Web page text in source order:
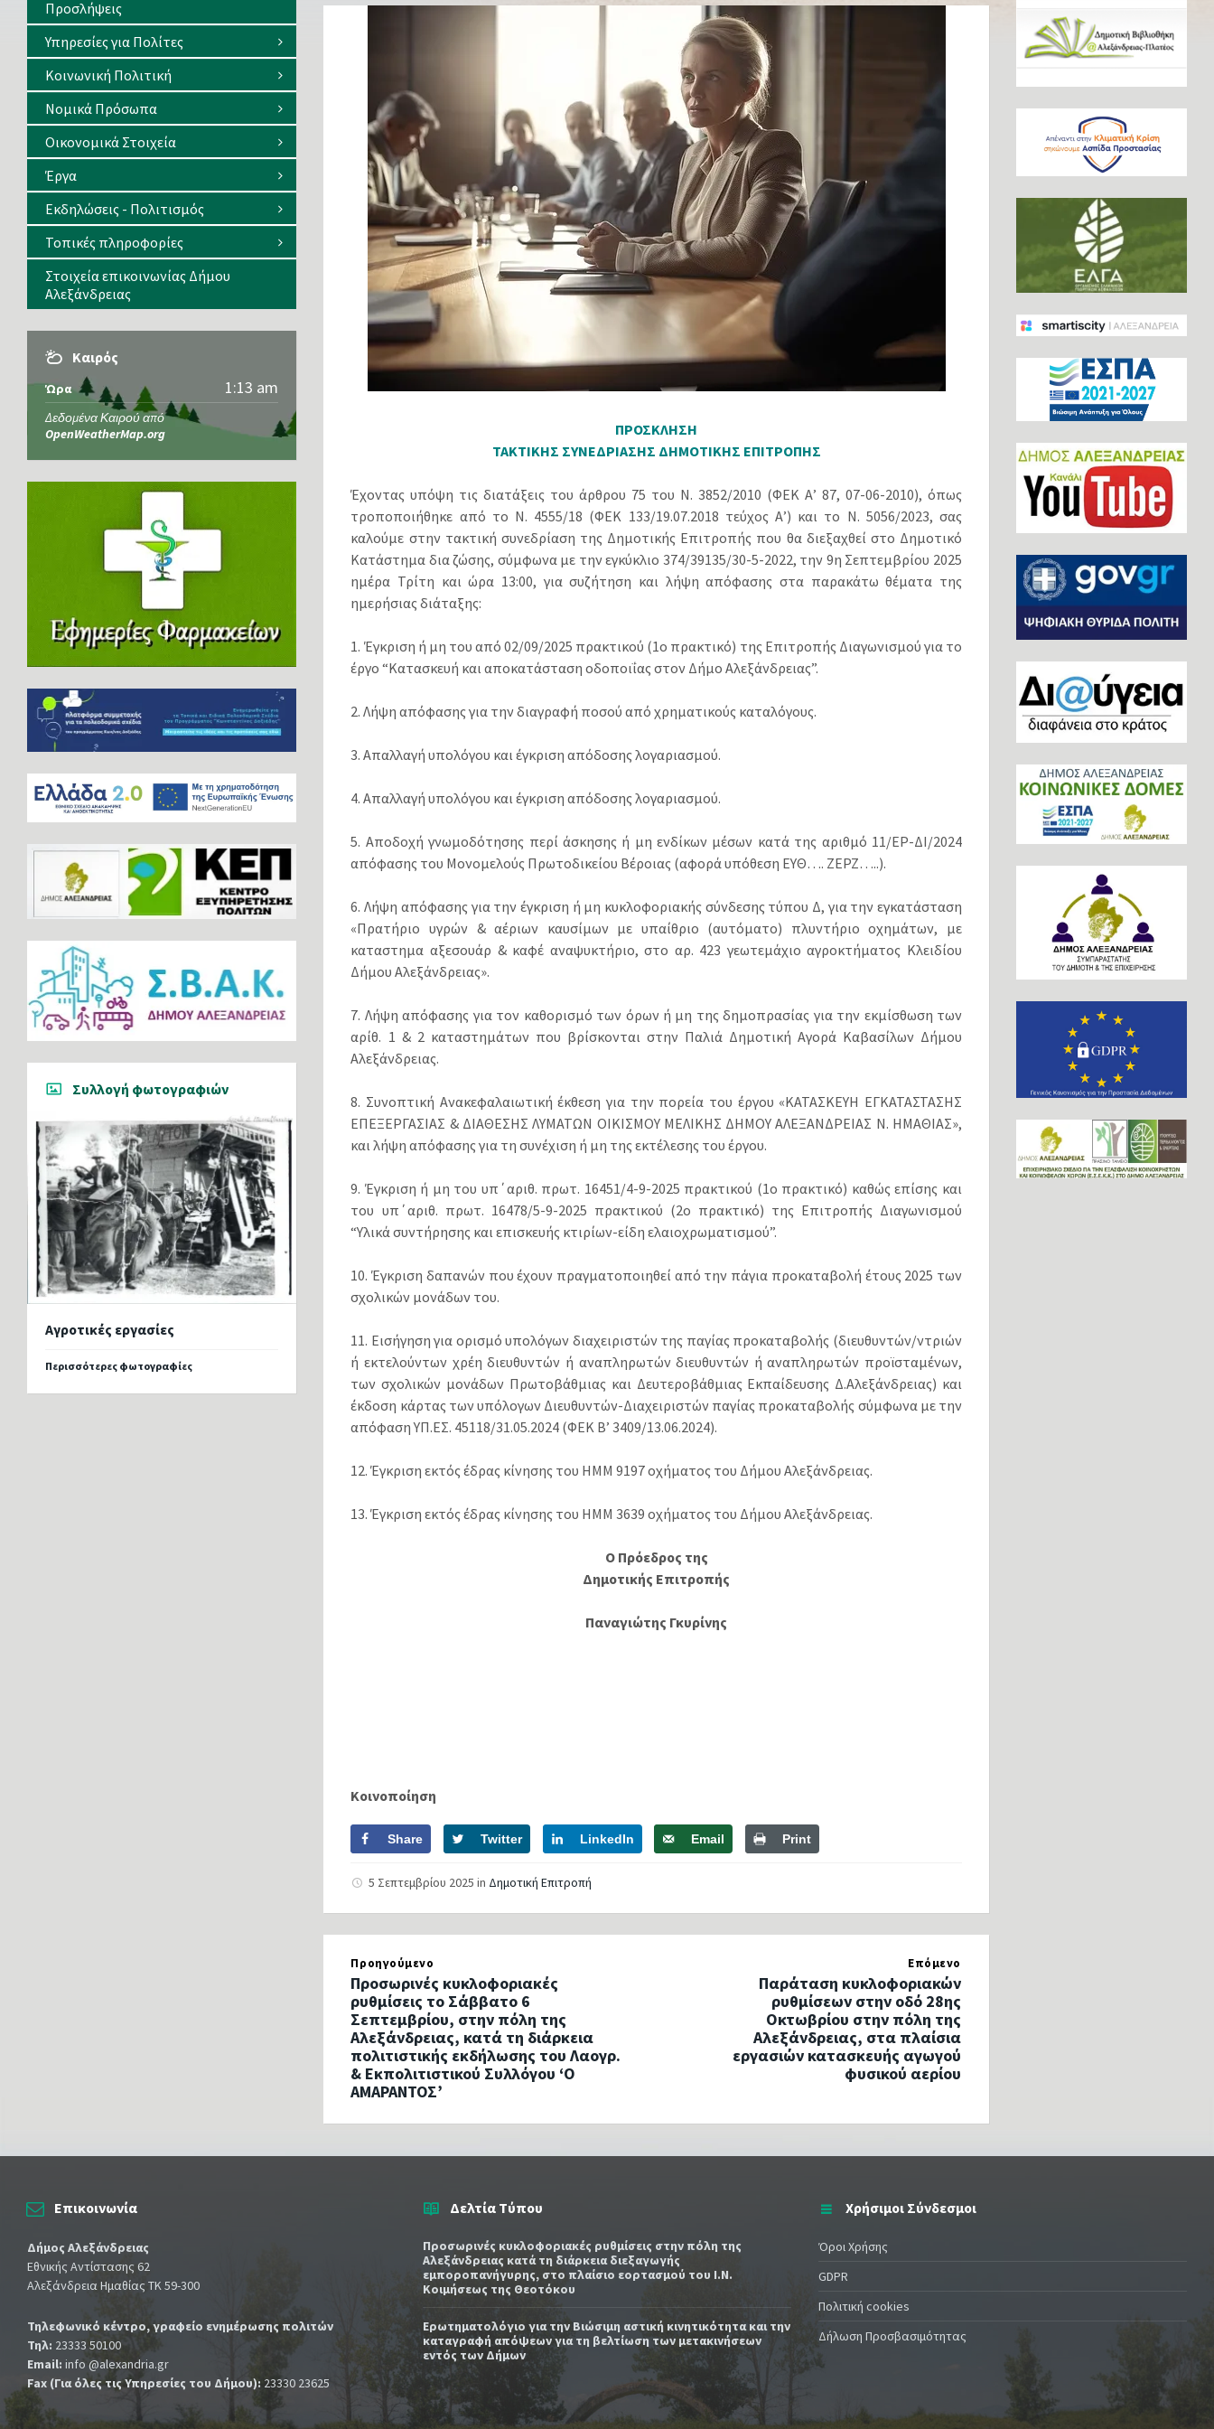
ΠΡΟΣΚΛΗΣΗ
ΤΑΚΤΙΚΗΣ ΣΥΝΕΔΡΙΑΣΗΣ ΔΗΜΟΤΙΚΗΣ ΕΠΙΤΡΟΠΗΣ
Έχοντας υπόψη τις διατάξεις του άρθρου 75 του Ν. 3852/2010 (ΦΕΚ Α’ 87, 07-06-2010), όπως
τροποποιήθηκε από το N. 4555/18 (ΦΕΚ 133/19.07.2018 τεύχος Α’) και το Ν. 5056/2023, σας
καλούμε στην τακτική συνεδρίαση της Δημοτικής Επιτροπής που θα διεξαχθεί στο Δημοτικό
Κατάστημα δια ζώσης, σύμφωνα με την εγκύκλιο 374/39135/30-5-2022, την 9η Σεπτεμβρίου 2025
ημέρα Τρίτη και ώρα 13:00, για συζήτηση και λήψη απόφασης στα παρακάτω θέματα της
ημερήσιας διάταξης:
1. Έγκριση ή μη του από 02/09/2025 πρακτικού (1ο πρακτικό) της Επιτροπής Διαγωνισμού για το
έργο “Κατασκευή και αποκατάσταση οδοποιΐας στον Δήμο Αλεξάνδρειας”.
2. Λήψη απόφασης για την διαγραφή ποσού από χρηματικούς καταλόγους.
3. Απαλλαγή υπολόγου και έγκριση απόδοσης λογαριασμού.
4. Απαλλαγή υπολόγου και έγκριση απόδοσης λογαριασμού.
5. Αποδοχή γνωμοδότησης περί άσκησης ή μη ενδίκων μέσων κατά της αριθμό 11/ΕΡ-ΔΙ/2024
απόφασης του Μονομελούς Πρωτοδικείου Βέροιας (αφορά υπόθεση ΕΥΘ…. ΖΕΡΖ…..).
6. Λήψη απόφασης για την έγκριση ή μη κυκλοφοριακής σύνδεσης τύπου Δ, για την εγκατάσταση
«Πρατήριο υγρών & αέριων καυσίμων με υπαίθριο (αυτόματο) πλυντήριο οχημάτων, με
καταστημα αξεσουάρ & καφέ αναψυκτήριο, στο αρ. 423 γεωτεμάχιο αγροκτήματος Κλειδίου
Δήμου Αλεξάνδρειας».
7. Λήψη απόφασης για τον καθορισμό των όρων ή μη της δημοπρασίας για την εκμίσθωση των
αρίθ. 1 & 2 καταστημάτων που βρίσκονται στην Παλιά Δημοτική Αγορά Καβασίλων Δήμου
Αλεξάνδρειας.
8. Συνοπτική Ανακεφαλαιωτική έκθεση για την πορεία του έργου «ΚΑΤΑΣΚΕΥΗ ΕΓΚΑΤΑΣΤΑΣΗΣ
ΕΠΕΞΕΡΓΑΣΙΑΣ & ΔΙΑΘΕΣΗΣ ΛΥΜΑΤΩΝ ΟΙΚΙΣΜΟΥ ΜΕΛΙΚΗΣ ΔΗΜΟΥ ΑΛΕΞΑΝΔΡΕΙΑΣ Ν. ΗΜΑΘΙΑΣ»,
και λήψη απόφασης για τη συνέχιση ή μη της εκτέλεσης του έργου.
9. Έγκριση ή μη του υπ΄αριθ. πρωτ. 16451/4-9-2025 πρακτικού (1ο πρακτικό) καθώς επίσης και
του υπ΄αριθ. πρωτ. 16478/5-9-2025 πρακτικού (2ο πρακτικό) της Επιτροπής Διαγωνισμού
“Υλικά συντήρησης και επισκευής κτιρίων-είδη ελαιοχρωματισμού”.
10. Έγκριση δαπανών που έχουν πραγματοποιηθεί από την πάγια προκαταβολή έτους 2025 των
σχολικών μονάδων του.
11. Εισήγηση για ορισμό υπολόγων διαχειριστών της παγίας προκαταβολής (διευθυντών/ντριών
ή εκτελούντων χρέη διευθυντών ή αναπληρωτών διευθυντών ή αναπληρωτών προϊσταμένων,
των σχολικών μονάδων Πρωτοβάθμιας και Δευτεροβάθμιας Εκπαίδευσης Δ.Αλεξάνδρειας) και
έκδοση κάρτας των υπόλογων Διευθυντών-Διαχειριστών παγίας προκαταβολής σύμφωνα με την
απόφαση ΥΠ.ΕΣ. 45118/31.05.2024 (ΦΕΚ B’ 3409/13.06.2024).
12. Έγκριση εκτός έδρας κίνησης του ΗΜΜ 9197 οχήματος του Δήμου Αλεξάνδρειας.
13. Έγκριση εκτός έδρας κίνησης του ΗΜΜ 3639 οχήματος του Δήμου Αλεξάνδρειας.
Ο Πρόεδρος της
Δημοτικής Επιτροπής
Παναγιώτης Γκυρίνης
Κοινοποίηση
Share Twitter LinkedIn Email Print
5 Σεπτεμβρίου 2025in Δημοτική Επιτροπή
Προηγούμενο
Προσωρινές κυκλοφοριακές
ρυθμίσεις το Σάββατο 6
Σεπτεμβρίου, στην πόλη της
Αλεξάνδρειας, κατά τη διάρκεια
πολιτιστικής εκδήλωσης του Λαογρ.
& Εκπολιτιστικού Συλλόγου ‘Ο
ΑΜΑΡΑΝΤΟΣ’
Επόμενο
Παράταση κυκλοφοριακών
ρυθμίσεων στην οδό 28ης
Οκτωβρίου στην πόλη της
Αλεξάνδρειας, στα πλαίσια
εργασιών κατασκευής αγωγού
φυσικού αερίου
Προσλήψεις
Υπηρεσίες για Πολίτες
Κοινωνική Πολιτική
Νομικά Πρόσωπα
Οικονομικά Στοιχεία
Έργα
Εκδηλώσεις - Πολιτισμός
Τοπικές πληροφορίες
Στοιχεία επικοινωνίας Δήμου
Αλεξάνδρειας
Καιρός
Ώρα 1:13 am
Δεδομένα Καιρού από
OpenWeatherMap.org
Συλλογή φωτογραφιών
Αγροτικές εργασίες
Περισσότερες φωτογραφίες
Επικοινωνία
Δήμος Αλεξάνδρειας
Εθνικής Αντίστασης 62
Αλεξάνδρεια Ημαθίας ΤΚ 59-300
Τηλεφωνικό κέντρο, γραφείο ενημέρωσης πολιτών
Τηλ: 23333 50100
Email: info @alexandria.gr
Fax (Για όλες τις Υπηρεσίες του Δήμου): 23330 23625
Δελτία Τύπου
Προσωρινές κυκλοφοριακές ρυθμίσεις στην πόλη της
Αλεξάνδρειας κατά τη διάρκεια διεξαγωγής
εμποροπανήγυρης, στο πλαίσιο εορτασμού του Ι.Ν.
Κοιμήσεως της Θεοτόκου
Ερωτηματολόγιο για την Βιώσιμη αστική κινητικότητα και την
καταγραφή απόψεων για τη βελτίωση των μετακινήσεων
εντός των Δήμων
Χρήσιμοι Σύνδεσμοι
Όροι Χρήσης
GDPR
Πολιτική cookies
Δήλωση Προσβασιμότητας